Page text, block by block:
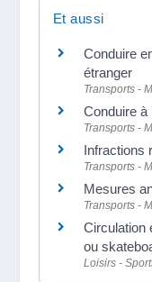
Et aussi
Conduire
étranger
Transports -
Conduire à
Transports -
Infractions
Transports -
Mesures
Transports -
Circulation
ou
Loisirs -